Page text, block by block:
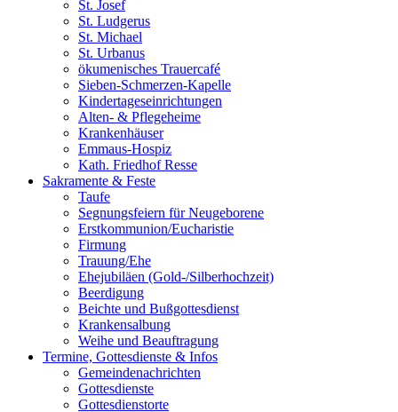
St. Josef
St. Ludgerus
St. Michael
St. Urbanus
ökumenisches Trauercafé
Sieben-Schmerzen-Kapelle
Kindertageseinrichtungen
Alten- & Pflegeheime
Krankenhäuser
Emmaus-Hospiz
Kath. Friedhof Resse
Sakramente & Feste
Taufe
Segnungsfeiern für Neugeborene
Erstkommunion/Eucharistie
Firmung
Trauung/Ehe
Ehejubiläen (Gold-/Silberhochzeit)
Beerdigung
Beichte und Bußgottesdienst
Krankensalbung
Weihe und Beauftragung
Termine, Gottesdienste & Infos
Gemeindenachrichten
Gottesdienste
Gottesdienstorte